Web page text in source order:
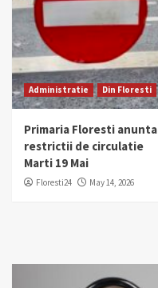
Administratie Din Floresti
Primaria Floresti anunta
restrictii de circulatie
Marti 19 Mai
Floresti24 May 14, 2026